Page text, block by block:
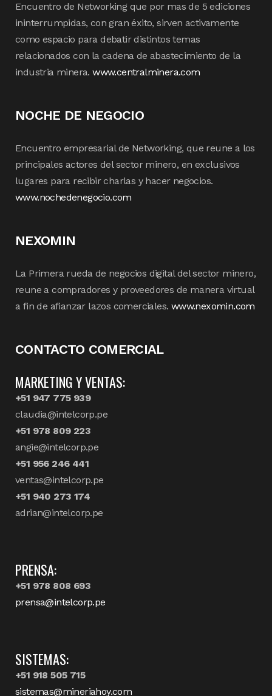
Encuentro de Networking que por mas de 5 ediciones
ininterrumpidas, con gran éxito, sirven activamente
como espacio para debatir distintos temas
relacionados con la cadena de abastecimiento de la
industria minera.www.centralminera.com
NOCHE DE NEGOCIO
Encuentro empresarial de Networking, que reune a los
principales actores del sector minero, en exclusivos
lugares para recibir charlas y hacer negocios.
www.nochedenegocio.com
NEXOMIN
La Primera rueda de negocios digital del sector minero,
reune a compradores y proveedores de manera virtual
a fin de afianzar lazos comerciales. www.nexomin.com
CONTACTO COMERCIAL
MARKETING Y VENTAS:
+51 947 775 939
claudia@intelcorp.pe
+51 978 809 223
angie@intelcorp.pe
+51 956 246 441
ventas@intelcorp.pe
+51 940 273 174
adrian@intelcorp.pe
PRENSA:
+51 978 808 693
prensa@intelcorp.pe
SISTEMAS:
+51 918 505 715
sistemas@mineriahoy.com